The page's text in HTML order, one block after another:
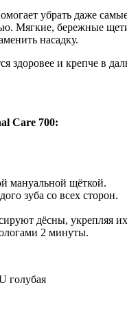
убрать даже
Мягкие, бережные
насадку.
здоровее и крепче в
Сare 700:
мануальной щёткой.
зуба со всех сторон.
дёсны, укрепляя
2 минуты.
голубая